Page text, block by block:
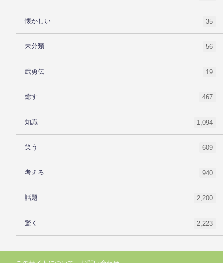
懐かしい 35
未分類 56
武勇伝 19
癒す 467
知識 1,094
笑う 609
考える 940
話題 2,200
驚く 2,223